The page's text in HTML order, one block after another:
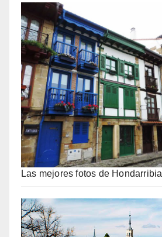
Las mejores fotos de Hondarribia